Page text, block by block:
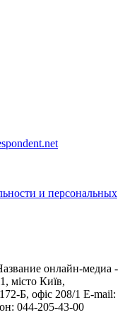
и персональных
онлайн-медиа -
місто Київ,
Б, офіс 208/1 E-mail:
044-205-43-00